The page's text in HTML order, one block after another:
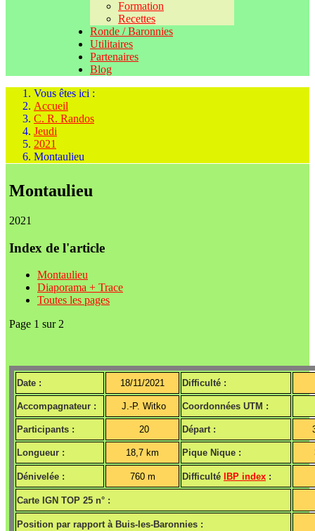
Formation
Recettes
Ronde / Baronnies
Utilitaires
Partenaires
Blog
Vous êtes ici :
Accueil
C. R. Randos
Jeudi
2021
Montaulieu
Montaulieu
2021
Index de l'article
Montaulieu
Diaporama + Trace
Toutes les pages
Page 1 sur 2
Date : 18/11/2021 Difficulté :
Accompagnateur : J.-P. Witko Coordonnées UTM :
Participants : 20 Départ :
Longueur : 18,7 km Pique Nique :
Dénivelée : 760 m Difficulté IBP index :
Carte IGN TOP 25 n° :
Position par rapport à Buis-les-Baronnies :